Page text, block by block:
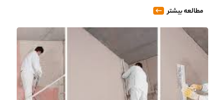
مطالعه بیشتر